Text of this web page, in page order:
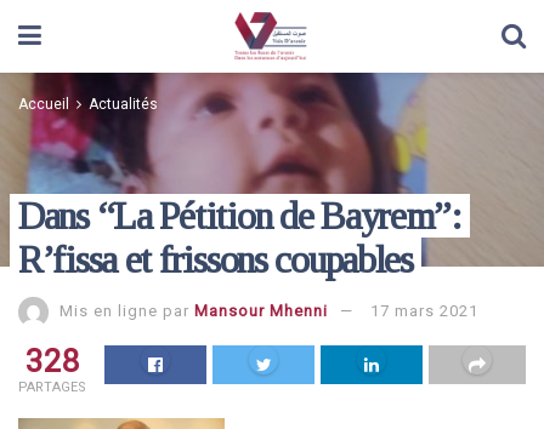
Accueil Actualités
Dans “La Pétition de Bayrem”:
R’fissa et frissons coupables
Mis en ligne par Mansour Mhenni 17 mars 2021
328
PARTAGES